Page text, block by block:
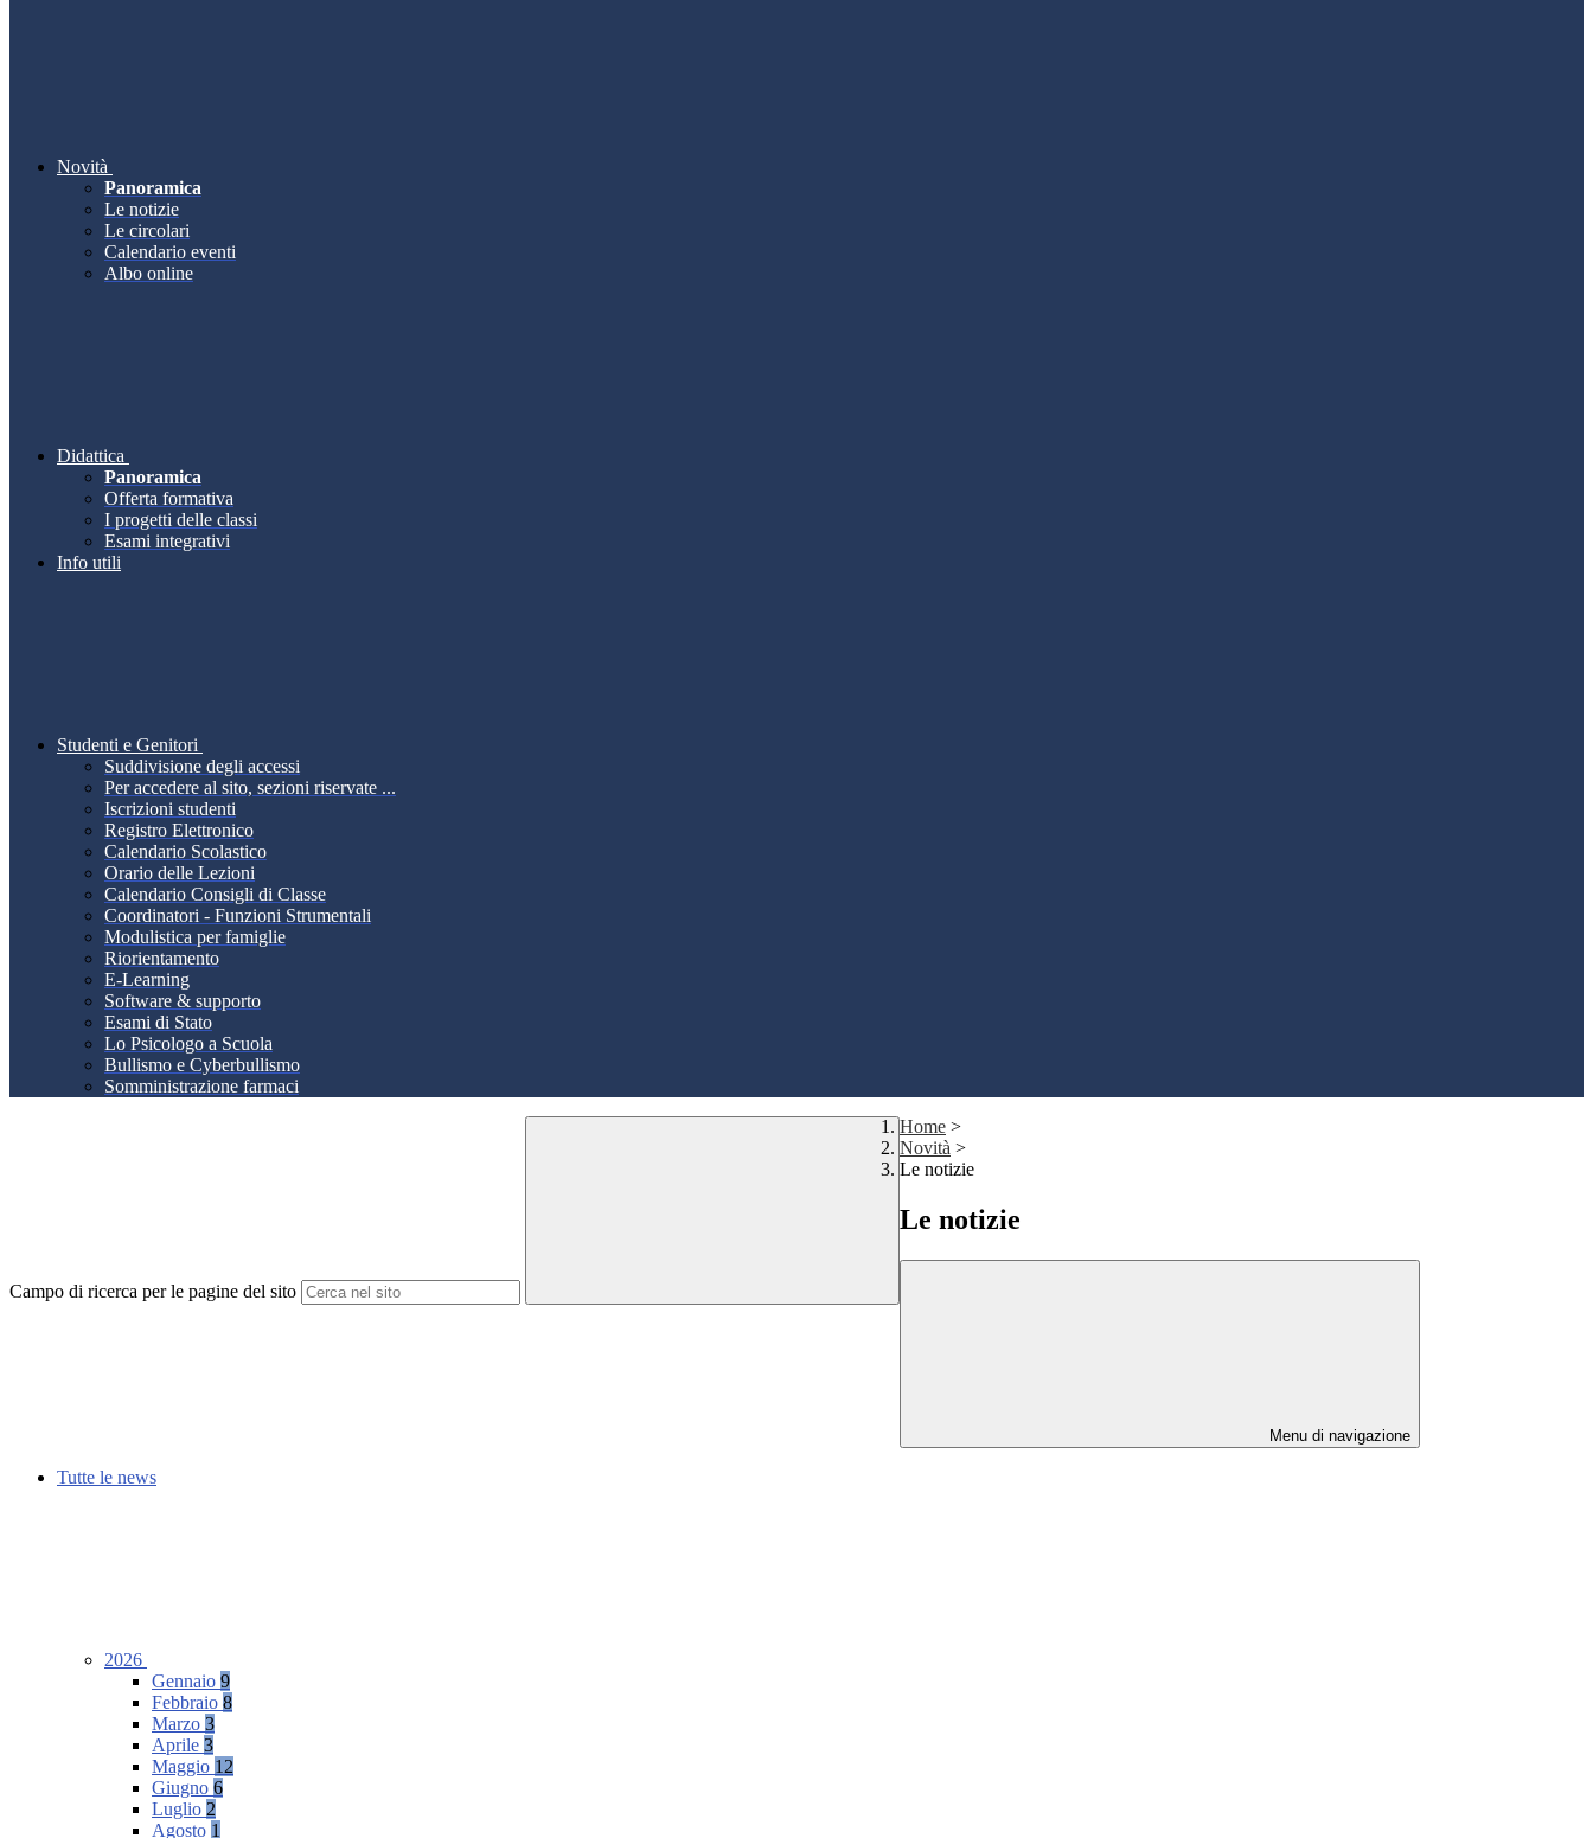
Novità
Panoramica
Le notizie
Le circolari
Calendario eventi
Albo online
Didattica
Panoramica
Offerta formativa
I progetti delle classi
Esami integrativi
Info utili
Studenti e Genitori
Suddivisione degli accessi
Per accedere al sito, sezioni riservate ...
Iscrizioni studenti
Registro Elettronico
Calendario Scolastico
Orario delle Lezioni
Calendario Consigli di Classe
Coordinatori - Funzioni Strumentali
Modulistica per famiglie
Riorientamento
E-Learning
Software & supporto
Esami di Stato
Lo Psicologo a Scuola
Bullismo e Cyberbullismo
Somministrazione farmaci
Campo di ricerca per le pagine del sito
Home >
Novità >
Le notizie
Le notizie
Menu di navigazione
Tutte le news
2026
Gennaio 9
Febbraio 8
Marzo 3
Aprile 3
Maggio 12
Giugno 6
Luglio 2
Agosto 1